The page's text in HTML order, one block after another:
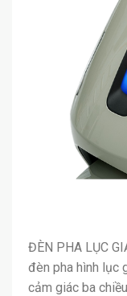
ĐÈN PHA LỤC
đèn pha hình lục
cảm giác ba